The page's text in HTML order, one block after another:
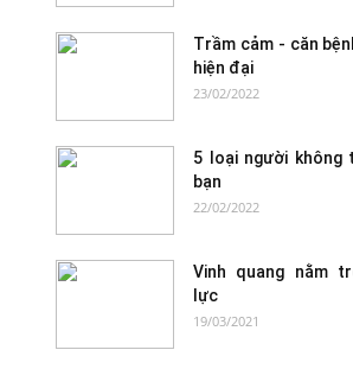
Trầm cảm - căn
hiện đại
23/02/2022
5 loại người không
bạn
22/02/2022
Vinh quang nằm
lực
19/03/2021